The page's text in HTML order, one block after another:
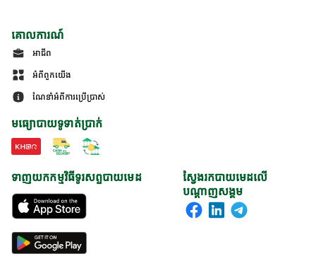
គោលការណ៍
អាជីព
អំពីពួកយើង
ណែនាំអំពីការប្រើប្រាស់
មធ្យោបាយទូទាត់ប្រាក់
ស្វែងរកបាយមេដលើ
បណ្តាញសង្គម
ទាញយកកម្មវិធីទូរសព្ទបាយមេដ